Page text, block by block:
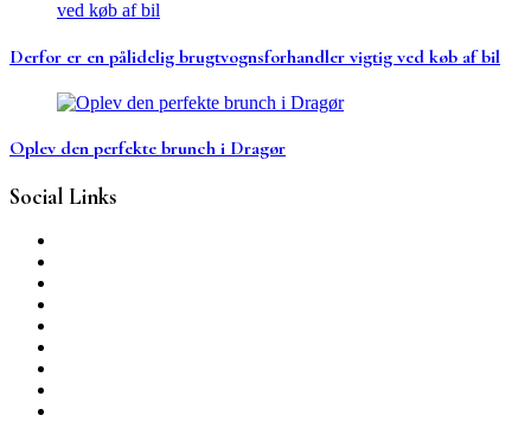
Derfor er en pålidelig brugtvognsforhandler vigtig ved køb af bil
Oplev den perfekte brunch i Dragør
Social Links